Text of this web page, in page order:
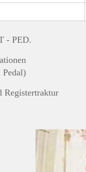
- PED.
Registertraktur